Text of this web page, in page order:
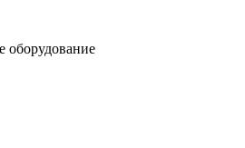
оборудование